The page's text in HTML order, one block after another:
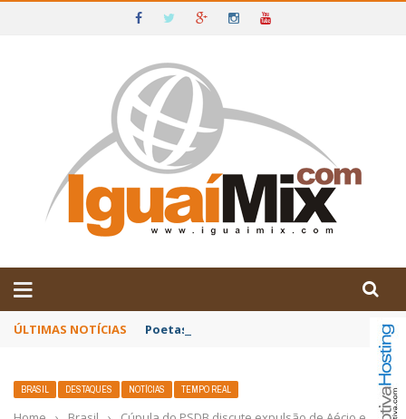
IGUAÍ E SUDOESTE DA BAHIA
ÚLTIMAS NOTÍCIAS Poetas baianos representam o Brasil no
BRASIL DESTAQUES NOTÍCIAS TEMPO REAL